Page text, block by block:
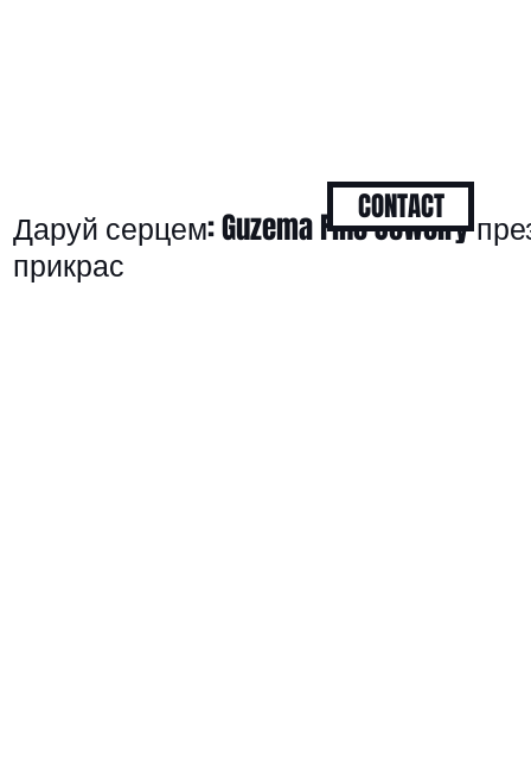
Даруй серцем: Guzema Fine Jewelry
прикрас
CONTACT